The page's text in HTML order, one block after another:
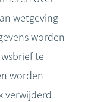
wetgeving
worden
te
worden
verwijderd